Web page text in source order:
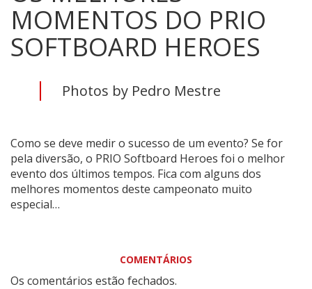
MOMENTOS DO PRIO
SOFTBOARD HEROES
Photos by Pedro Mestre
Como se deve medir o sucesso de um evento? Se for
pela diversão, o PRIO Softboard Heroes foi o melhor
evento dos últimos tempos. Fica com alguns dos
melhores momentos deste campeonato muito
especial…
COMENTÁRIOS
Os comentários estão fechados.